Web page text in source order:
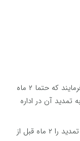
دانشجویان کالج مک دانیل باید دقت فرمایند که حتما ۲ ماه
تمدید آن در اداره
دانشجویان باید کلیه مدارک لازم جهت تمدید را ۲ ماه قبل از